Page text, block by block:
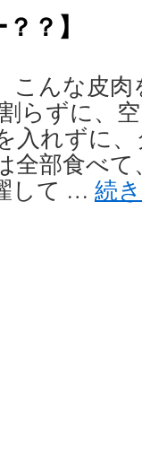
？】
こんな皮
らずに、
入れずに
全部食べ
して … 続